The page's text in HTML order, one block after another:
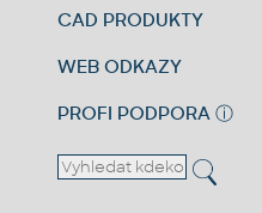
CAD PRODUKTY
WEB ODKAZY
PROFI PODPORA ⓘ